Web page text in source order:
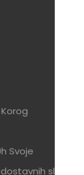
Svoje
službi